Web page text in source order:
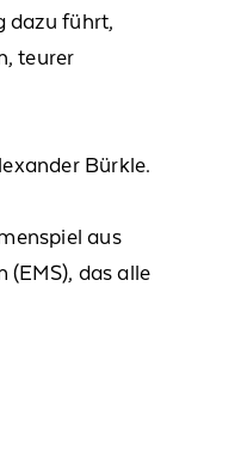
dazu führt,
teurer
Bürkle.
aus
(EMS), das alle